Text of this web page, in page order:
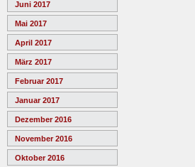
Juni 2017
Mai 2017
April 2017
März 2017
Februar 2017
Januar 2017
Dezember 2016
November 2016
Oktober 2016